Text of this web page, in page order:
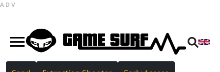
ADV